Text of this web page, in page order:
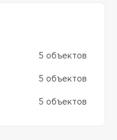
5 объектов
5 объектов
5 объектов